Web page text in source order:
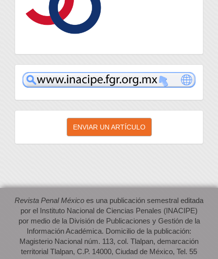
inacipe
Enviar
artículo
ENVIAR UN ARTÍCULO
Revista Penal México es una publicación semestral editada
por el Instituto Nacional de Ciencias Penales (INACIPE)
por medio de la División de Publicaciones y Gestión de la
Información Académica. Domicilio de la publicación:
Magisterio Nacional núm. 113, col. Tlalpan, demarcación
territorial Tlalpan, C.P. 14000, Ciudad de México, Tel. 55